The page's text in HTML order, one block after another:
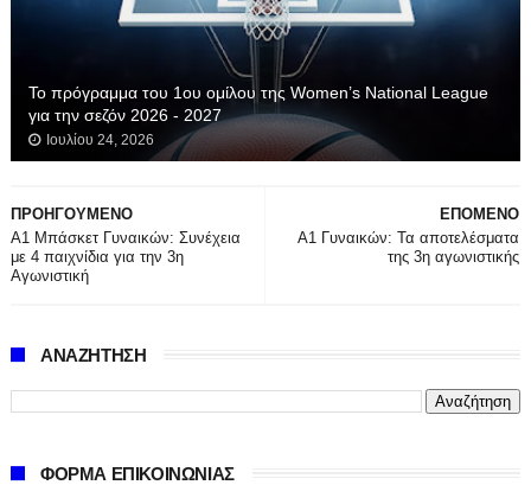
Το πρόγραμμα του 1ου ομίλου της Women’s National League
για την σεζόν 2026 - 2027
Ιουλίου 24, 2026
ΕΠΟΜΕΝΟ
Α1 Γυναικών: Τα αποτελέσματα
της 3η αγωνιστικής
ΠΡΟΗΓΟΥΜΕΝΟ
Α1 Μπάσκετ Γυναικών: Συνέχεια
με 4 παιχνίδια για την 3η
Αγωνιστική
ΑΝΑΖΗΤΗΣΗ
ΦΟΡΜΑ ΕΠΙΚΟΙΝΩΝΙΑΣ